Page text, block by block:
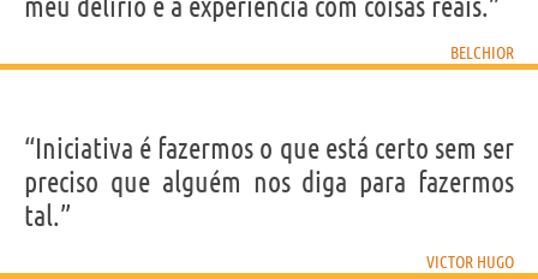
BELCHIOR
“Iniciativa é fazermos o que está certo sem ser
preciso que alguém nos diga para fazermos
tal.”
VICTOR HUGO